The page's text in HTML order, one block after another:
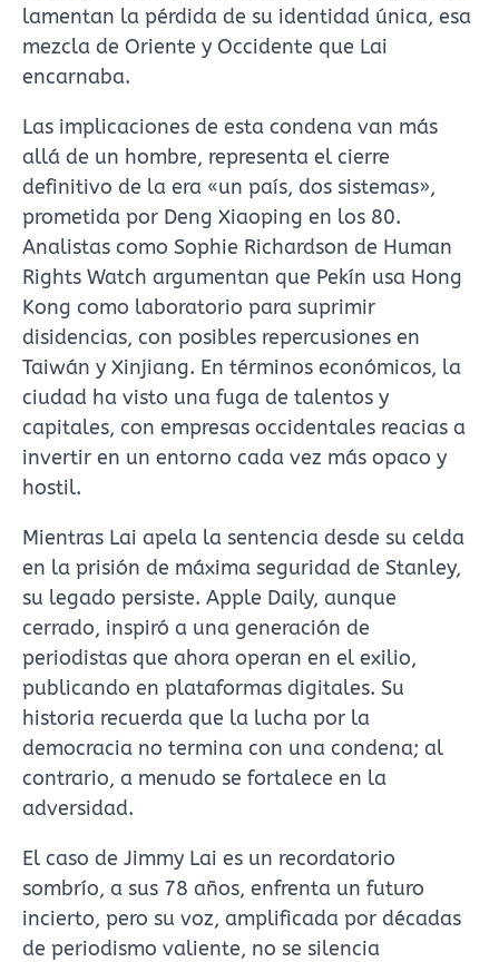
lamentan la pérdida de su identidad única, esa
mezcla de Oriente y Occidente que Lai
encarnaba.
Las implicaciones de esta condena van más
allá de un hombre, representa el cierre
definitivo de la era «un país, dos sistemas»,
prometida por Deng Xiaoping en los 80.
Analistas como Sophie Richardson de Human
Rights Watch argumentan que Pekín usa Hong
Kong como laboratorio para suprimir
disidencias, con posibles repercusiones en
Taiwán y Xinjiang. En términos económicos, la
ciudad ha visto una fuga de talentos y
capitales, con empresas occidentales reacias a
invertir en un entorno cada vez más opaco y
hostil.
Mientras Lai apela la sentencia desde su celda
en la prisión de máxima seguridad de Stanley,
su legado persiste. Apple Daily, aunque
cerrado, inspiró a una generación de
periodistas que ahora operan en el exilio,
publicando en plataformas digitales. Su
historia recuerda que la lucha por la
democracia no termina con una condena; al
contrario, a menudo se fortalece en la
adversidad.
El caso de Jimmy Lai es un recordatorio
sombrío, a sus 78 años, enfrenta un futuro
incierto, pero su voz, amplificada por décadas
de periodismo valiente, no se silencia